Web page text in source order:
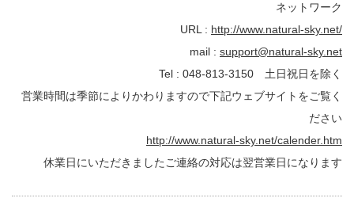
ネットワーク
URL : http://www.natural-sky.net/
mail : support@natural-sky.net
Tel : 048-813-3150 土日祝日を除く
営業時間は季節によりかわりますので下記ウェブサイトをご覧く
ださい
http://www.natural-sky.net/calender.htm
休業日にいただきましたご連絡の対応は翌営業日になります